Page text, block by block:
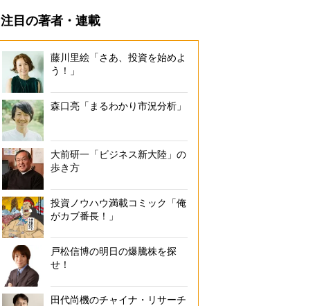
注目の著者・連載
藤川里絵「さあ、投資を始めよ
う！」
森口亮「まるわかり市況分析」
大前研一「ビジネス新大陸」の
歩き方
投資ノウハウ満載コミック「俺
がカブ番長！」
戸松信博の明日の爆騰株を探
せ！
田代尚機のチャイナ・リサーチ